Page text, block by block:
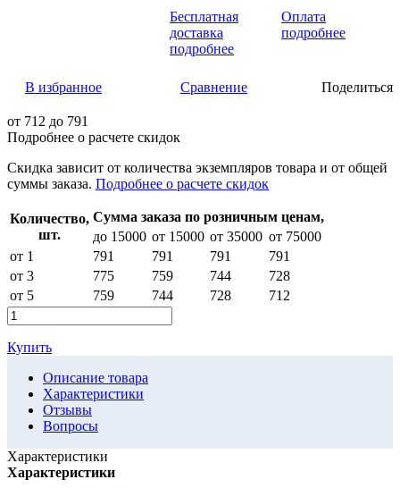
Бесплатная
доставка
подробнее
Оплата
подробнее
В избранное Сравнение Поделиться
Характеристики
Характеристики
от 712 до 791
Подробнее о расчете скидок
Скидка зависит от количества экземпляров товара и от общей
суммы заказа. Подробнее о расчете скидок
Количество,
шт.
Сумма заказа по розничным ценам,
до 15000 от 15000 от 35000 от 75000
от 1
791 791 791
791
от 3
775 759 744
728
от 5
759 744 728 712
Купить
Описание товара
Характеристики
Отзывы
Вопросы